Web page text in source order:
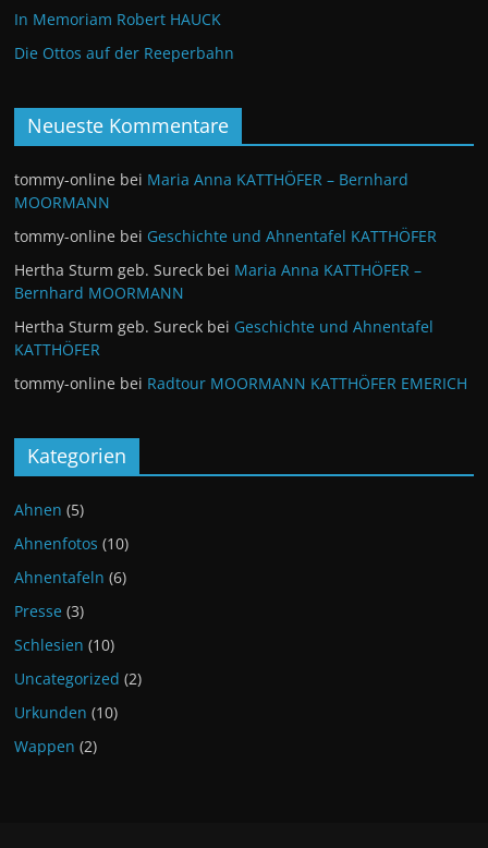
In Memoriam Robert HAUCK
Die Ottos auf der Reeperbahn
Neueste Kommentare
tommy-online bei Maria Anna KATTHÖFER – Bernhard
MOORMANN
tommy-online bei Geschichte und Ahnentafel KATTHÖFER
Hertha Sturm geb. Sureck bei Maria Anna KATTHÖFER –
Bernhard MOORMANN
Hertha Sturm geb. Sureck bei Geschichte und Ahnentafel
KATTHÖFER
tommy-online bei Radtour MOORMANN KATTHÖFER EMERICH
Kategorien
Ahnen (5)
Ahnenfotos (10)
Ahnentafeln (6)
Presse (3)
Schlesien (10)
Uncategorized (2)
Urkunden (10)
Wappen (2)